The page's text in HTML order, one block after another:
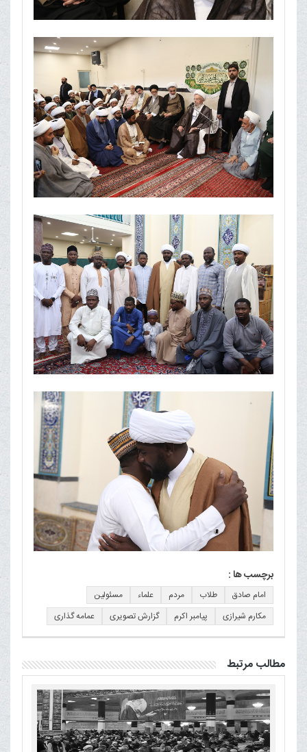
برچسب ها :
امام صادق طلاب مردم علماء
مسئولین
مکارم شیرازی
پیامبر اکرم گزارش تصویری عمامه گذاری
مطالب مرتبط